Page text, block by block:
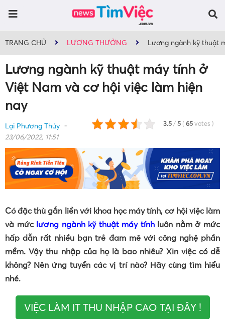
TRANG CHỦ LƯƠNG THƯỞNG Lương ngành kỹ thuật
Lương ngành kỹ thuật máy tính ở
Việt Nam và cơ hội việc làm hiện
nay
3.5 / 5 ( 65 votes )
Lại Phương Thúy
23/06/2022, 11:51
Có đặc thù gắn liền với khoa học máy tính, cơ hội việc làm
và mức lương ngành kỹ thuật máy tínhluôn nằm ở mức
hấp dẫn rất nhiều bạn trẻ đam mê với công nghệ phần
mềm. Vậy thu nhập của họ là bao nhiêu? Xin việc có dễ
không? Nên ứng tuyển các vị trí nào? Hãy cùng tìm hiểu
nhé.
VIỆC LÀM IT THU NHẬP CAO TẠI ĐÂY !